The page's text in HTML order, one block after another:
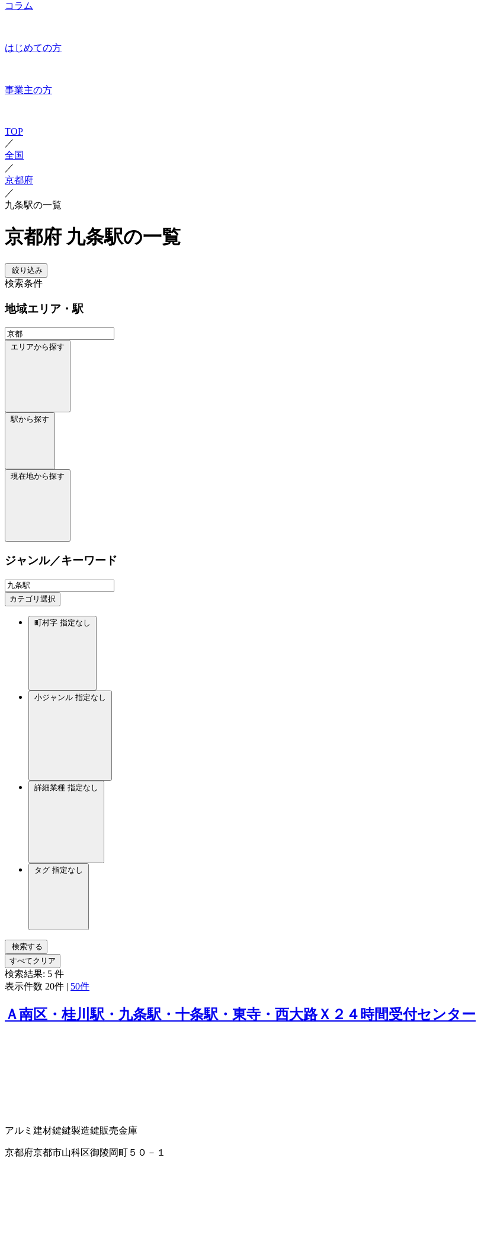
コラム
はじめての方
事業主の方
TOP
／
全国
／
京都府
／
九条駅の一覧
京都府 九条駅の一覧
絞り込み
検索条件
地域エリア・駅
エリアから探す
駅から探す
現在地から探す
ジャンル／キーワード
カテゴリ選択
町村字 指定なし
小ジャンル 指定なし
詳細業種 指定なし
タグ 指定なし
検索する
すべてクリア
検索結果: 5 件
表示件数 20件 | 50件
Ａ南区・桂川駅・九条駅・十条駅・東寺・西大路Ｘ２４時間受付センター
アルミ建材鍵鍵製造鍵販売金庫
京都府京都市山科区御陵岡町５０－１